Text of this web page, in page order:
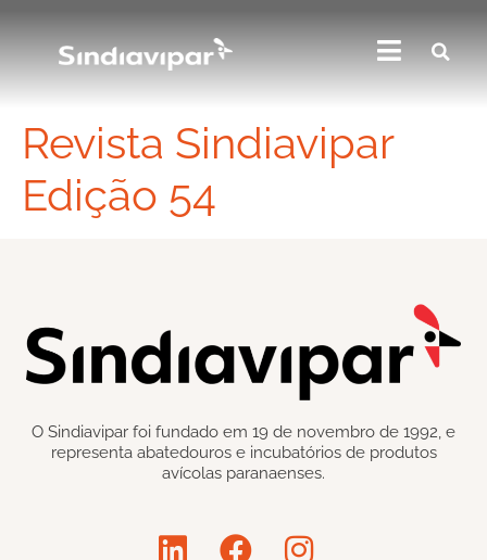
Revista Sindiavipar
Edição 54
O Sindiavipar foi fundado em 19 de novembro de 1992, e
representa abatedouros e incubatórios de produtos
avícolas paranaenses.